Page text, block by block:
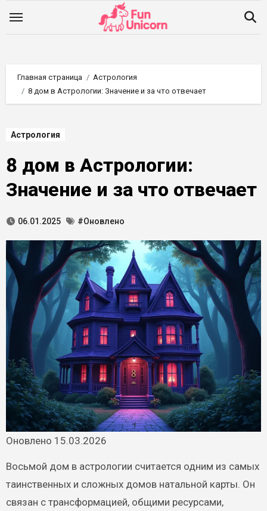
Главная страница
Астрология
8 дом в Астрологии: Значение и за что отвечает
Астрология
8 дом в Астрологии:
Значение и за что отвечает
06.01.2025 #Оновлено
Оновлено 15.03.2026
Восьмой дом в астрологии считается одним из самых
таинственных и сложных домов натальной карты. Он
связан с трансформацией, общими ресурсами,